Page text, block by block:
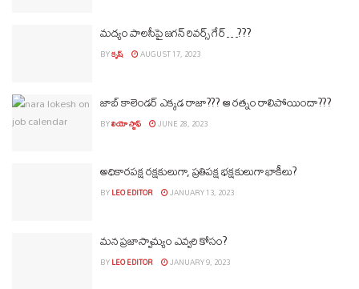
మద్యం పాలసీపై జగన్‌ రివర్స్‌ గేర్‌…???
BYకృష్ AUGUST 17, 2023
జాబ్ కాలెండర్ ఎక్కడ రాజా??? ఆ రత్నం రాలిపోయిందా???
BYలియో స్టాఫ్ JUNE 28, 2023
అధికారపక్ష రక్షకులుగా, ప్రతిపక్ష భక్షకులుగా ఖాకీలు?
BYLEO EDITOR JANUARY 13, 2023
మన ప్రజాస్వామ్యం ఎవ్వరి కోసం?
BYLEO EDITOR JANUARY 9, 2023